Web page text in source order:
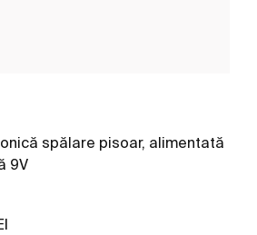
spălare pisoar, alimentată
9V